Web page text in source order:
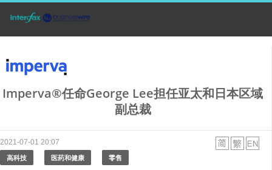
Imperva®任命George Lee担任亚太和日本区域
副总裁
2021-07-01 20:07
高科技 医药和健康 零售